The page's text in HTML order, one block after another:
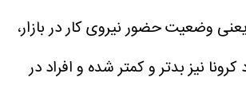
وضعیت حضور نیروی کار در بازار،
نیز بدتر و کمتر شده و افراد در